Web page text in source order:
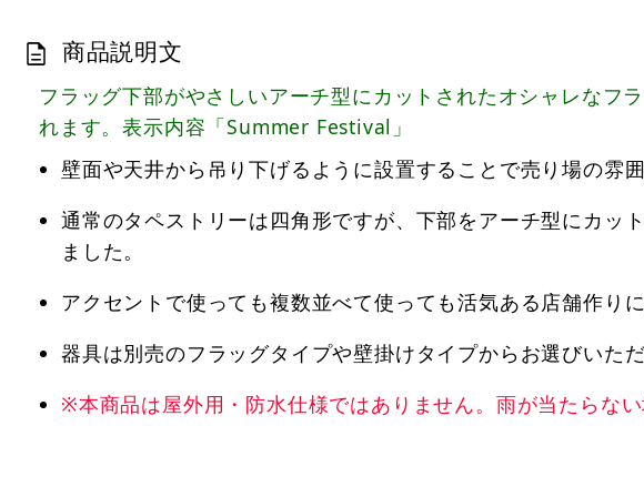
商品説明文
フラッグ下部がやさしいアーチ型にカットされたオシャレなフ
れます。表示内容「Summer Festival」
壁面や天井から吊り下げるように設置することで売り場の雰
通常のタペストリーは四角形ですが、下部をアーチ型にカッ
ました。
アクセントで使っても複数並べて使っても活気ある店舗作り
器具は別売のフラッグタイプや壁掛けタイプからお選びいただ
※本商品は屋外用・防水仕様ではありません。雨が当たらない